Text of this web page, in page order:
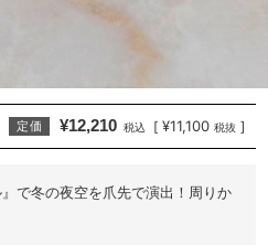
定価 ¥12,210 税込 [ ¥11,100 税抜 ]
で冬の夜空を爪先で演出！周りか